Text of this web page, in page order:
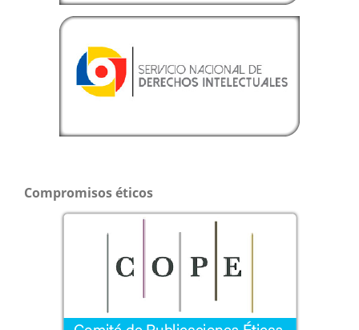
Compromisos éticos